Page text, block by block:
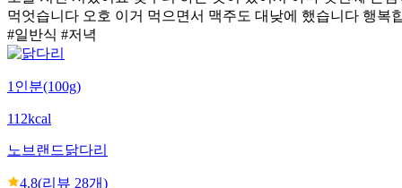
먹엇습니다 오호 이거 먹으면서 맥주도 대낮에 했습니다 행복
#일반식 #저녁
1인분(100g)
112kcal
노브랜드닭다리
4.8(리뷰 28개)